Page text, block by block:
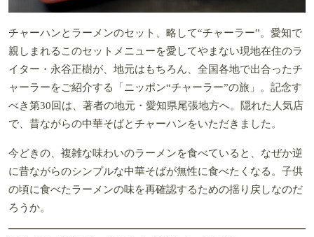
チャーハンとラーメンのセット、略して“チャーラー”。愛知で
親しまれるこのセットメニューを愛してやまない現地在住のラ
イター・永谷正樹が、地元はもちろん、全国各地で出合ったチ
ャーラーをご紹介する「ニッポン“チャーラー”の旅」。記念す
べき第30回は、著者の地元・愛知県尾張地方へ。隠れた人気店
で、昔ながらの中華そばとチャーハンをいただきました。
今どきの、複雑な味わいのラーメンを食べていると、なぜか逆
に昔ながらのシンプルな中華そばが無性に食べたくなる。子供
の頃に食べたラーメンの味を再確認するための揺り戻しなのだ
ろうか。